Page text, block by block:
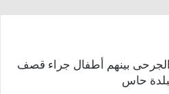
بينهم أطفال جراء قصف
حاس